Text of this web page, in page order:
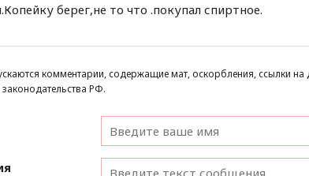
берег,не то что .покупал спиртное.
комментарии, содержащие мат, оскорбления, ссылки
РФ.